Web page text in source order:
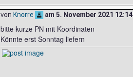
von Knorre am5. November 2021 12:14
bitte kurze PN mit Koordinaten
Könnte erst Sonntag liefern